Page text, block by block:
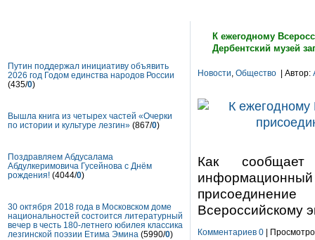
К ежегодному
Дербентский музей
Новости, Общество | Автор:
Как сообщает
Всероссийскому
Комментариев 0 |
Путин поддержал инициативу объявить
2026 год Годом единства народов России
(435/0)
Вышла книга из четырех частей «Очерки
по истории и культуре лезгин» (867/0)
Поздравляем Абдусалама
Абдулкеримовича Гусейнова с Днём
рождения! (4044/0)
30 октября 2018 года в Московском доме
национальностей состоится литературный
вечер в честь 180-летнего юбилея классика
лезгинской поэзии Етима Эмина (5990/0)